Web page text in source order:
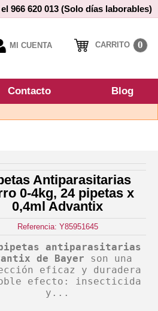
966 620 013 (Solo días laborables)
MI CUENTA CARRITO 0
Contacto Blog
Antiparasitarias
0-4kg, 24 pipetas x
0,4ml Advantix
Referencia: Y85951645
antiparasitarias
de Bayer son una
eficaz y duradera
efecto: insecticida
y...